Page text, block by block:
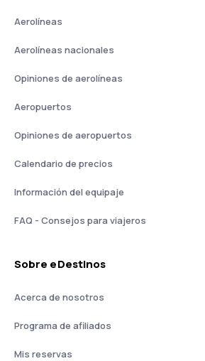
Aerolíneas
Aerolíneas nacionales
Opiniones de aerolíneas
Aeropuertos
Opiniones de aeropuertos
Calendario de precios
Información del equipaje
FAQ - Consejos para viajeros
Sobre eDestinos
Acerca de nosotros
Programa de afiliados
Mis reservas